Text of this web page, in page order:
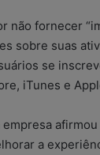
não fornecer
sobre suas
se
iTunes e
empresa
a